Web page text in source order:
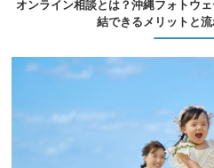
オンライン相談とは？沖縄フォトウ
結できるメリットと